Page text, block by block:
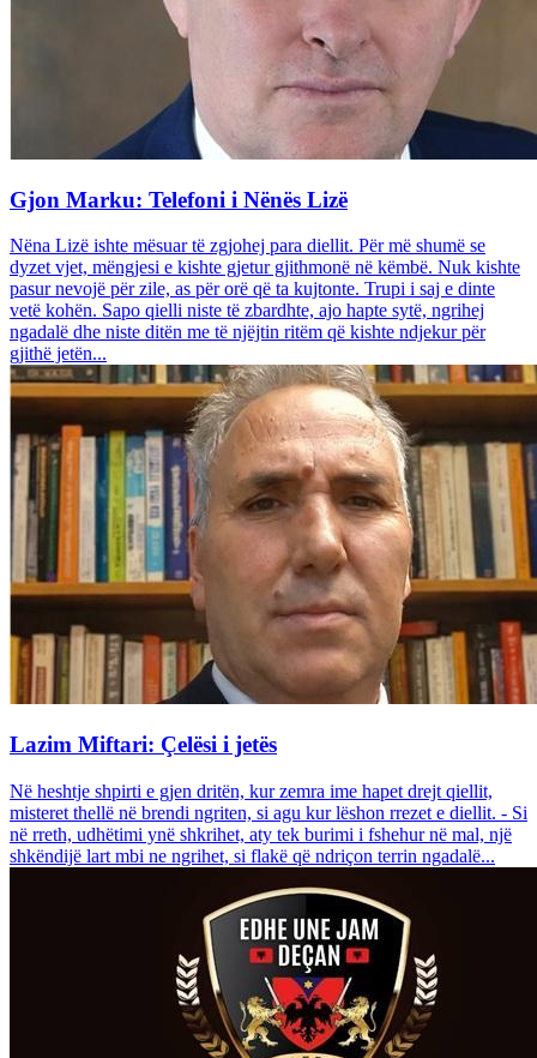
Gjon Marku: Telefoni i Nënës Lizë
Nëna Lizë ishte mësuar të zgjohej para diellit. Për më shumë se
dyzet vjet, mëngjesi e kishte gjetur gjithmonë në këmbë. Nuk kishte
pasur nevojë për zile, as për orë që ta kujtonte. Trupi i saj e dinte
vetë kohën. Sapo qielli niste të zbardhte, ajo hapte sytë, ngrihej
ngadalë dhe niste ditën me të njëjtin ritëm që kishte ndjekur për
gjithë jetën...
Lazim Miftari: Çelësi i jetës
Në heshtje shpirti e gjen dritën, kur zemra ime hapet drejt qiellit,
misteret thellë në brendi ngriten, si agu kur lëshon rrezet e diellit. - Si
në rreth, udhëtimi ynë shkrihet, aty tek burimi i fshehur në mal, një
shkëndijë lart mbi ne ngrihet, si flakë që ndriçon terrin ngadalë...